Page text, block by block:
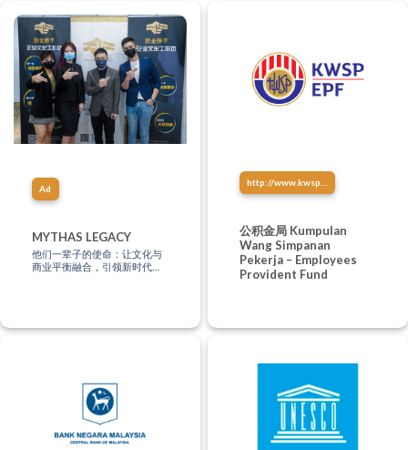
Ad
MYTHAS LEGACY
他们一辈子的使命：让文化与
商业平衡融合，引领新时代的
公积金局 Kumpulan
Wang Simpanan
Pekerja – Employees
Provident Fund